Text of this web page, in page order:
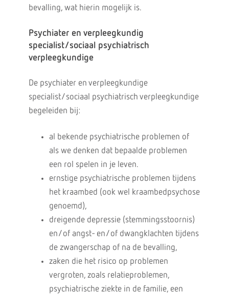
bevalling, wat hierin mogelijk is.
Psychiater en verpleegkundig
specialist/sociaal psychiatrisch
verpleegkundige
De psychiater en verpleegkundige
specialist/sociaal psychiatrisch verpleegkundige
begeleiden bij:
al bekende psychiatrische problemen of
als we denken dat bepaalde problemen
een rol spelen in je leven.
ernstige psychiatrische problemen tijdens
het kraambed (ook wel kraambedpsychose
genoemd),
dreigende depressie (stemmingsstoornis)
en/of angst- en/of dwangklachten tijdens
de zwangerschap of na de bevalling,
zaken die het risico op problemen
vergroten, zoals relatieproblemen,
psychiatrische ziekte in de familie, een